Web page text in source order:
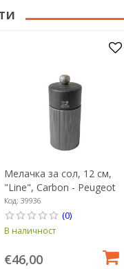
Мелачка за сол, 12 см,
"Line", Carbon - Peugeot
Код: 39936
(0)
В наличност
€46,00